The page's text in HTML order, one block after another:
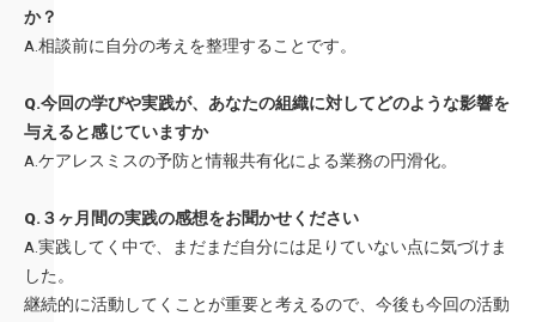
か？
A.相談前に自分の考えを整理することです。
Q.今回の学びや実践が、あなたの組織に対してどのような影響を
与えると感じていますか
A.ケアレスミスの予防と情報共有化による業務の円滑化。
Q.３ヶ月間の実践の感想をお聞かせください
A.実践してく中で、まだまだ自分には足りていない点に気づけま
した。
継続的に活動してくことが重要と考えるので、今後も今回の活動